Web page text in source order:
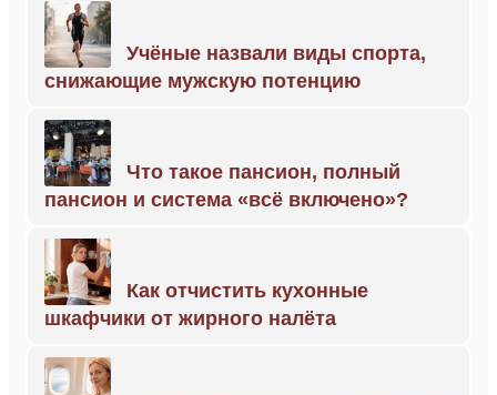
Учёные назвали виды спорта,
снижающие мужскую потенцию
Что такое пансион, полный
пансион и система «всё включено»?
Как отчистить кухонные
шкафчики от жирного налёта